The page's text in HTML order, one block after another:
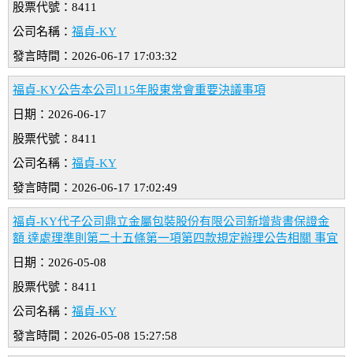
股票代號：8411
公司名稱： 福貞-KY
發言時間：2026-06-17 17:03:32
福貞-KY公告本公司115年股東常會重要決議事項
日期：2026-06-17
股票代號：8411
公司名稱： 福貞-KY
發言時間：2026-06-17 17:02:49
福貞-KY代子公司鼎立金屬包裝股份有限公司新增背書保證金
額 達處理準則第二十五條第一項第四款規定辦理公告相關 事宜
日期：2026-05-08
股票代號：8411
公司名稱： 福貞-KY
發言時間：2026-05-08 15:27:58